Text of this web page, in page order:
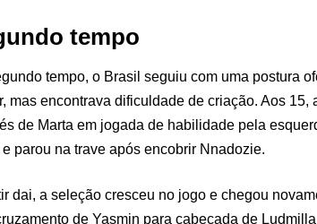
tempo
tempo, o Brasil seguiu com uma postura
mas encontrava dificuldade de criação. Aos 15,
de Marta em jogada de habilidade pela
parou na trave após encobrir Nnadozie.
dai, a seleção cresceu no jogo e chegou
de Yasmin para cabeçada de